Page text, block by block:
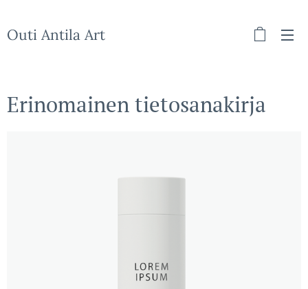
Outi Antila Art
Erinomainen tietosanakirja